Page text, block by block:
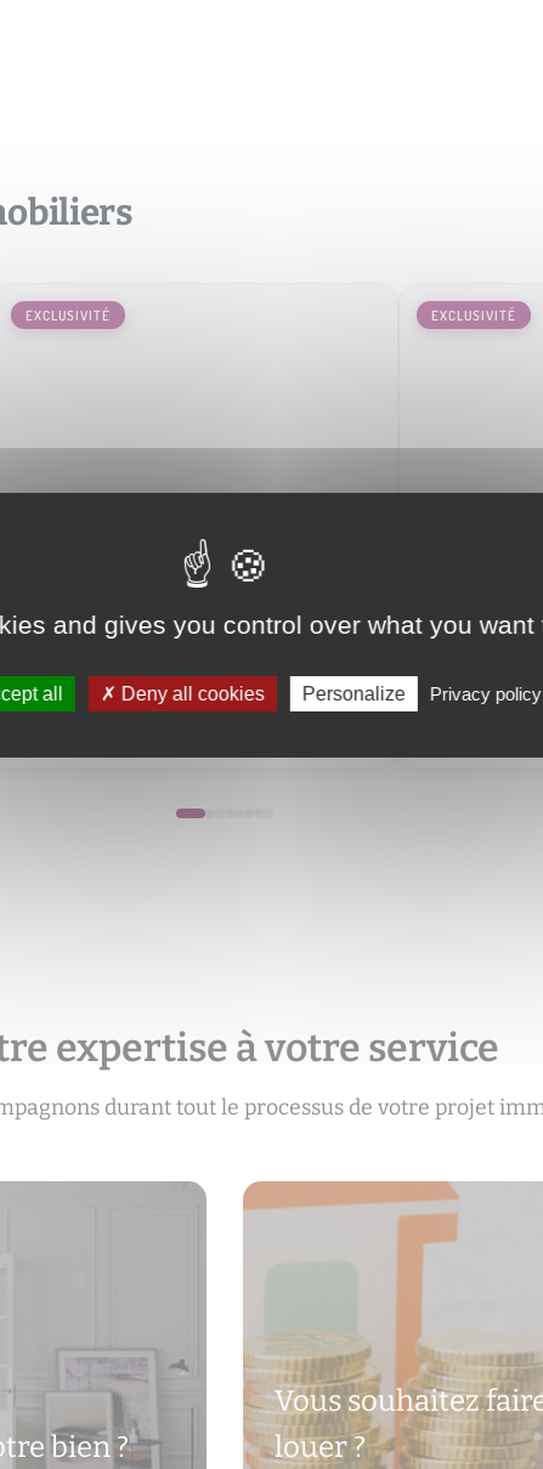
EXCLUSIVITÉ
MACOURIA
EXCLUSIVITÉ
3 2
expertise à votre service
durant tout le processus de votre projet
bien ?
Vous souhaitez
louer ?
and gives you control over what you want
all Deny all cookies Personalize Privacy policy